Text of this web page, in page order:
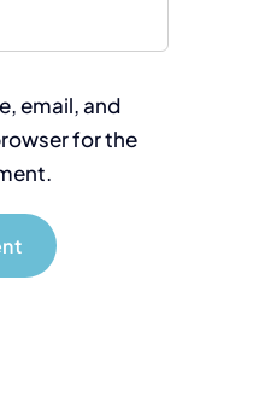
email, and
for the